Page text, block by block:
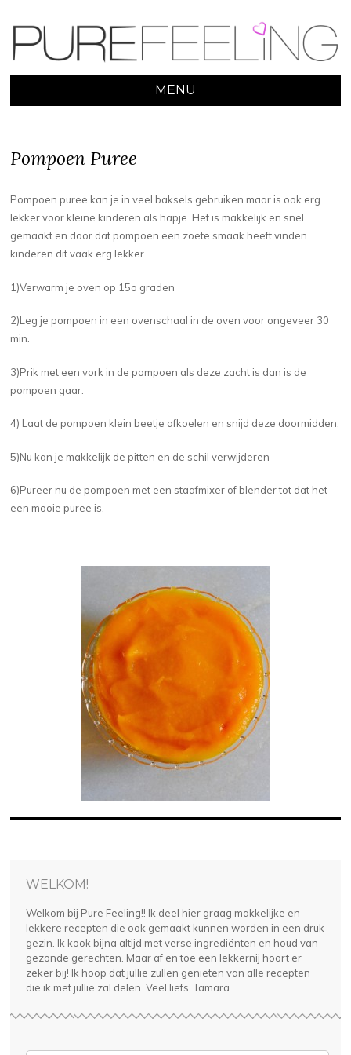
MENU
CONTENT
Pompoen Puree
Pompoen puree kan je in veel baksels gebruiken maar is ook erg
lekker voor kleine kinderen als hapje. Het is makkelijk en snel
gemaakt en door dat pompoen een zoete smaak heeft vinden
kinderen dit vaak erg lekker.
1)Verwarm je oven op 15o graden
2)Leg je pompoen in een ovenschaal in de oven voor ongeveer 30
min.
3)Prik met een vork in de pompoen als deze zacht is dan is de
pompoen gaar.
4) Laat de pompoen klein beetje afkoelen en snijd deze doormidden.
5)Nu kan je makkelijk de pitten en de schil verwijderen
6)Pureer nu de pompoen met een staafmixer of blender tot dat het
een mooie puree is.
WELKOM!
Welkom bij Pure Feeling!! Ik deel hier graag makkelijke en
lekkere recepten die ook gemaakt kunnen worden in een druk
gezin. Ik kook bijna altijd met verse ingrediënten en houd van
gezonde gerechten. Maar af en toe een lekkernij hoort er
zeker bij! Ik hoop dat jullie zullen genieten van alle recepten
die ik met jullie zal delen. Veel liefs, Tamara